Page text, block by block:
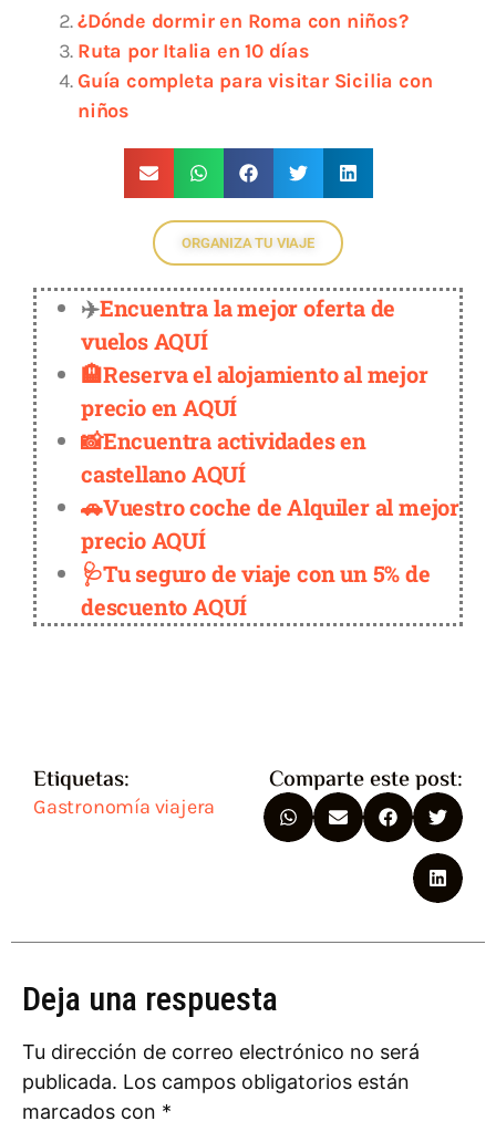
¿Dónde dormir en Roma con niños?
Ruta por Italia en 10 días
Guía completa para visitar Sicilia con
niños
ORGANIZA TU VIAJE
✈️Encuentra la mejor oferta de
vuelos AQUÍ
🏨Reserva el alojamiento al mejor
precio en AQUÍ
📸Encuentra actividades en
castellano AQUÍ
🚗Vuestro coche de Alquiler al mejor
precio AQUÍ
🩺Tu seguro de viaje con un 5% de
descuento AQUÍ
Etiquetas:
Gastronomía viajera
Comparte este post:
Deja una respuesta
Tu dirección de correo electrónico no será
publicada. Los campos obligatorios están
marcados con *